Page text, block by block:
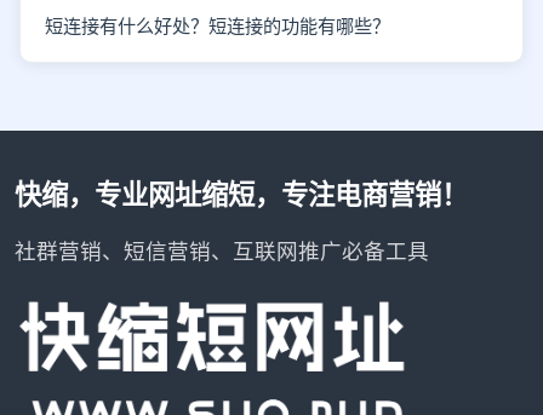
短连接有什么好处？短连接的功能有哪些？
快缩，专业网址缩短，专注电商营销！
社群营销、短信营销、互联网推广必备工具